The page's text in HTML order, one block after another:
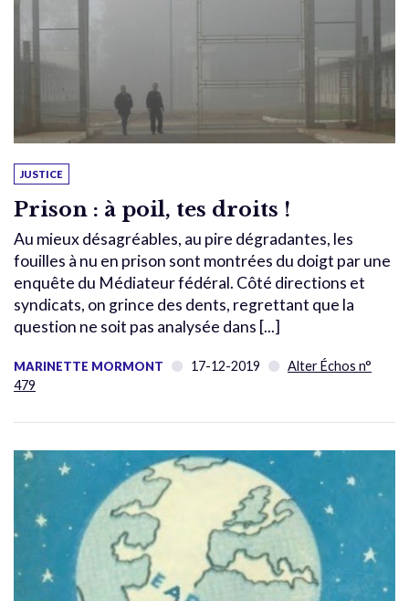
JUSTICE
Prison : à poil, tes droits !
Au mieux désagréables, au pire dégradantes, les
fouilles à nu en prison sont montrées du doigt par une
enquête du Médiateur fédéral. Côté directions et
syndicats, on grince des dents, regrettant que la
question ne soit pas analysée dans [...]
MARINETTE MORMONT 17-12-2019
Alter Échos n°
479